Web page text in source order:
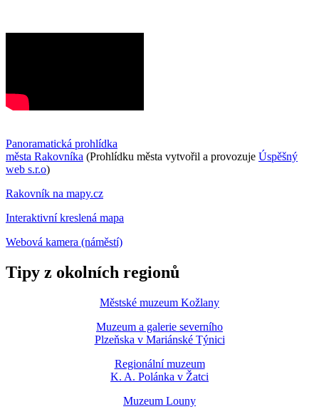
Panoramatická prohlídka
města Rakovníka (Prohlídku města vytvořil a provozuje Úspěšný
web s.r.o)
Rakovník na mapy.cz
Interaktivní kreslená mapa
Webová kamera (náměstí)
Tipy z okolních regionů
Městské muzeum Kožlany
Muzeum a galerie severního
Plzeňska v Mariánské Týnici
Regionální muzeum
K. A. Polánka v Žatci
Muzeum Louny